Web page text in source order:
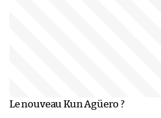
Le nouveau Kun Agüero ?